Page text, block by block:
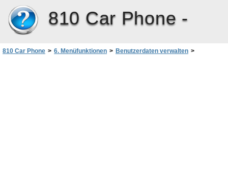
810 Car Phone -
810 Car Phone > 6. Menüfunktionen > Benutzerdaten verwalten >